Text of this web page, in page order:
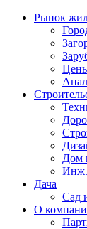
Рынок
Дом
Дача
Сад
О